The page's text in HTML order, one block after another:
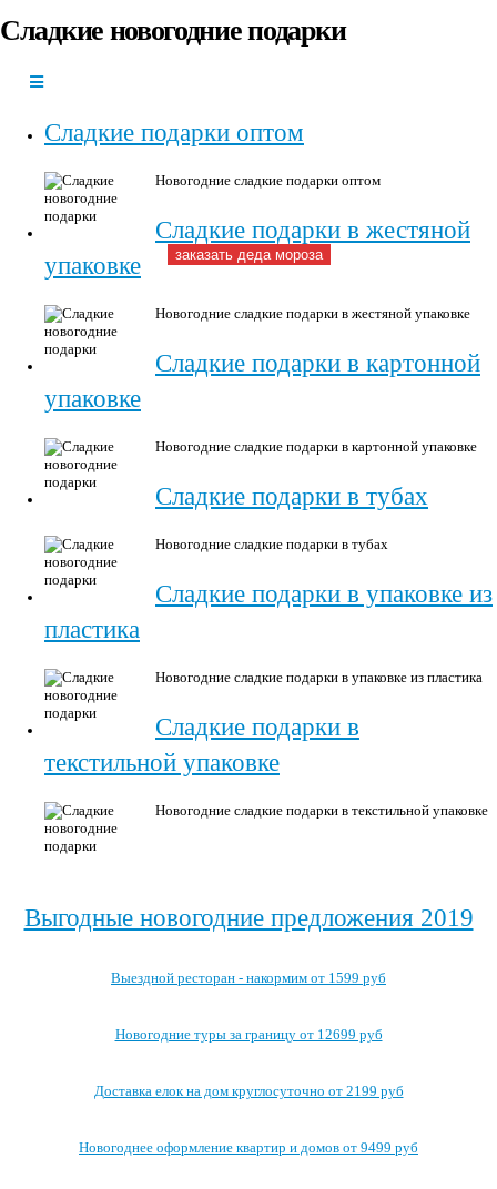
заказать деда мороза
Сладкие новогодние подарки
Сладкие подарки оптом
Новогодние сладкие подарки оптом
Сладкие подарки в жестяной
упаковке
Новогодние сладкие подарки в жестяной упаковке
Сладкие подарки в картонной
упаковке
Новогодние сладкие подарки в картонной упаковке
Сладкие подарки в тубах
Новогодние сладкие подарки в тубах
Сладкие подарки в упаковке из
пластика
Новогодние сладкие подарки в упаковке из пластика
Сладкие подарки в
текстильной упаковке
Новогодние сладкие подарки в текстильной упаковке
Выгодные новогодние предложения 2019
Выездной ресторан - накормим от 1599 руб
Новогодние туры за границу от 12699 руб
Доставка елок на дом круглосуточно от 2199 руб
Новогоднее оформление квартир и домов от 9499 руб